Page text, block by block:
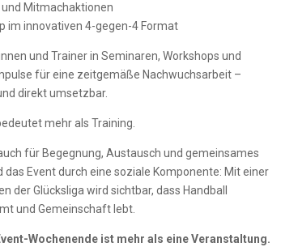
und Mitmachaktionen
im innovativen 4-gegen-4 Format
und Trainer in Seminaren, Workshops und
für eine zeitgemäße Nachwuchsarbeit –
direkt umsetzbar.
mehr als Training.
für Begegnung, Austausch und gemeinsames
das Event durch eine soziale Komponente: Mit einer
der Glücksliga wird sichtbar, dass Handball
und Gemeinschaft lebt.
Wochenende ist mehr als eine Veranstaltung.